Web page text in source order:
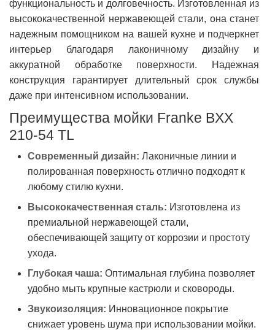
функциональность и долговечность. Изготовленная из
высококачественной нержавеющей стали, она станет
надежным помощником на вашей кухне и подчеркнет
интерьер благодаря лаконичному дизайну и
аккуратной обработке поверхности. Надежная
конструкция гарантирует длительный срок службы
даже при интенсивном использовании.
Преимущества мойки Franke BXX
210-54 TL
Современный дизайн: Лаконичные линии и
полированная поверхность отлично подходят к
любому стилю кухни.
Высококачественная сталь: Изготовлена из
премиальной нержавеющей стали,
обеспечивающей защиту от коррозии и простоту
ухода.
Глубокая чаша: Оптимальная глубина позволяет
удобно мыть крупные кастрюли и сковороды.
Звукоизоляция: Инновационное покрытие
снижает уровень шума при использовании мойки.